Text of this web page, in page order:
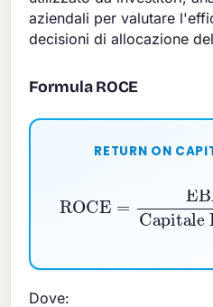
aziendali per valutare
decisioni di allocazione
Formula ROCE
RETURN ON
Capitale Investito
Dove: